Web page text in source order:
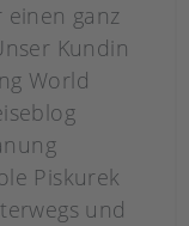
einen ganz
Kundin
World
Piskurek
und